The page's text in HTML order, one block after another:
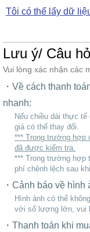
Tôi có thể lấy dữ
Lưu ý/ Câu
Vui lòng xác nhận các
Về cách thanh
nhanh:
Nếu chiều dài thực
giá có thể thay đổi.
*** Trong trường hợp
đã được kiểm tra.
*** Trong trường hợp
phí chênh lệch sau
Cảnh báo về hình
Hình ảnh có thể
với số lượng lớn, vui
Thanh toán khi